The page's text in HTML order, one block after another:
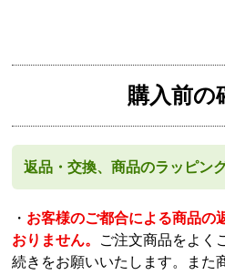
購入前の
返品・交換、商品のラッピン
・ お客様のご都合による商品の
おりません。 ご注文商品をよく
続きをお願いいたします。また